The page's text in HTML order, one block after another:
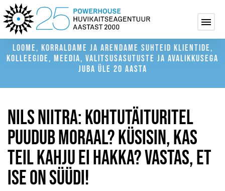
LOOME, KORRALDAME JA ARENDAME SUHTEID KLIENTIDE,
KOLLEEGIDE, MEEDIA, VALITSUSASUTUSTE JA AVALIKKUSEGA
JUBA ÜLE 20 AASTA
NILS NIITRA: KOHTUTÄITURITEL
PUUDUB MORAAL? KÜSISIN, KAS
TEIL KAHJU EI HAKKA? VASTAS, ET
ISE ON SÜÜDI!